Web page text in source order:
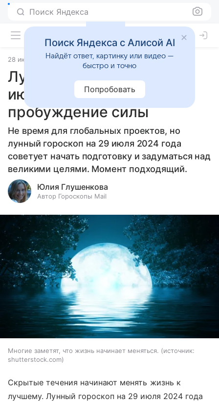
Поиск Яндекса
28 июля 2024 Статьи
Лунный гороскоп на 29
июля 2024 года:
пробуждение силы
Не время для глобальных проектов, но
лунный гороскоп на 29 июля 2024 года
советует начать подготовку и задуматься над
великими целями. Момент подходящий.
Юлия Глушенкова
Автор Гороскопы Mail
Многие заметят, что жизнь начинает меняться.
источник:
shutterstock.com
Скрытые течения начинают менять жизнь к
лучшему. Лунный гороскоп на 29 июля 2024 года
Поиск Яндекса с Алисой AI
Найдёт ответ, картинку или видео —
быстро и точно
Попробовать